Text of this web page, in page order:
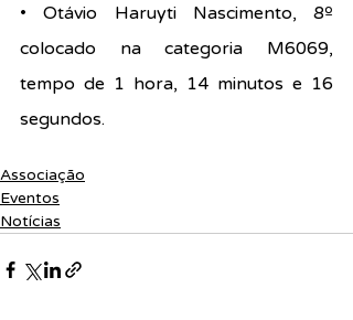
• Otávio Haruyti Nascimento, 8º
colocado na categoria M6069,
tempo de 1 hora, 14 minutos e 16
segundos.
Associação
Eventos
Notícias